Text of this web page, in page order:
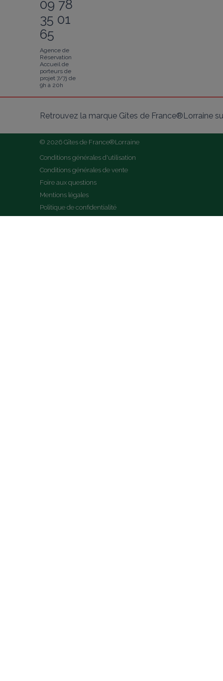
09 78
35 01
65
Agence de
Réservation
Accueil de
porteurs de
projet 7/7j de
9h à 20h
Retrouvez la marque Gîtes de France®Lorraine
© 2026 Gîtes de France®Lorraine
Conditions générales d'utilisation
Conditions générales de vente
Foire aux questions
Mentions légales
Politique de confidentialité